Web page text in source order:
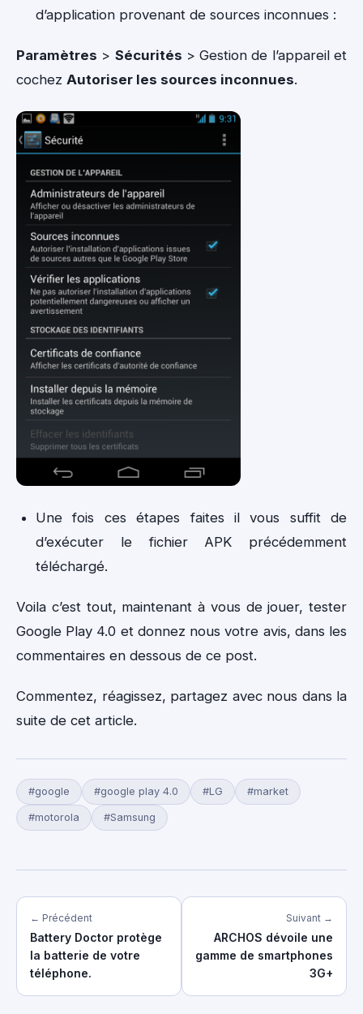
d’application provenant de sources inconnues :
Paramètres > Sécurités > Gestion de l’appareil et
cochez Autoriser les sources inconnues.
Une fois ces étapes faites il vous suffit de
d’exécuter le fichier APK précédemment
téléchargé.
Voila c’est tout, maintenant à vous de jouer, tester
Google Play 4.0 et donnez nous votre avis, dans les
commentaires en dessous de ce post.
Commentez, réagissez, partagez avec nous dans la
suite de cet article.
#google #google play 4.0 #LG #market
#motorola #Samsung
← Précédent
Battery Doctor protège
la batterie de votre
téléphone.
Suivant →
ARCHOS dévoile une
gamme de smartphones
3G+